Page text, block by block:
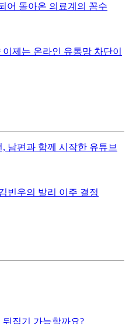
어 돌아온 의료계의 꼼수
제는 온라인 유통망 차단이
남편과 함께 시작한 유튜브
빈우의 발리 이주 결정
집기 가능할까요?